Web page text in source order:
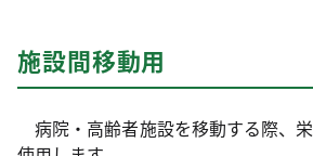
施設間移動用
病院・高齢者施設を移動する際、